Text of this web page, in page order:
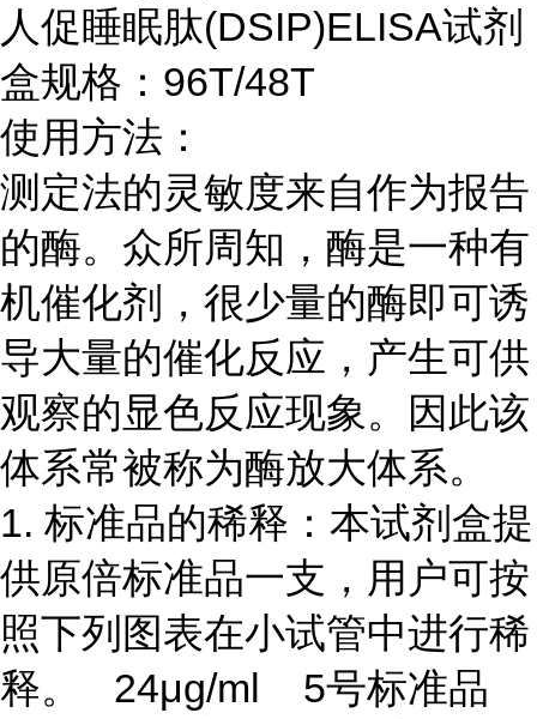
人促睡眠肽(DSIP)ELISA试剂
盒规格：96T/48T
使用方法：
测定法的灵敏度来自作为报告
的酶。众所周知，酶是一种有
机催化剂，很少量的酶即可诱
导大量的催化反应，产生可供
观察的显色反应现象。因此该
体系常被称为酶放大体系。
1. 标准品的稀释：本试剂盒提
供原倍标准品一支，用户可按
照下列图表在小试管中进行稀
释。 24μg/ml 5号标准品